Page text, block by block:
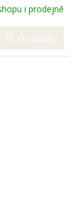
i prodejně
Do košíku